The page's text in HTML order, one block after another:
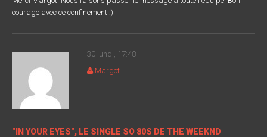
courage avec ce confinement :)
30 lundi, 17:48
Margot
"IN YOUR EYES", LE SINGLE SO 80S DE THE WEEKND